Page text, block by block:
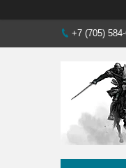
+7 (705)